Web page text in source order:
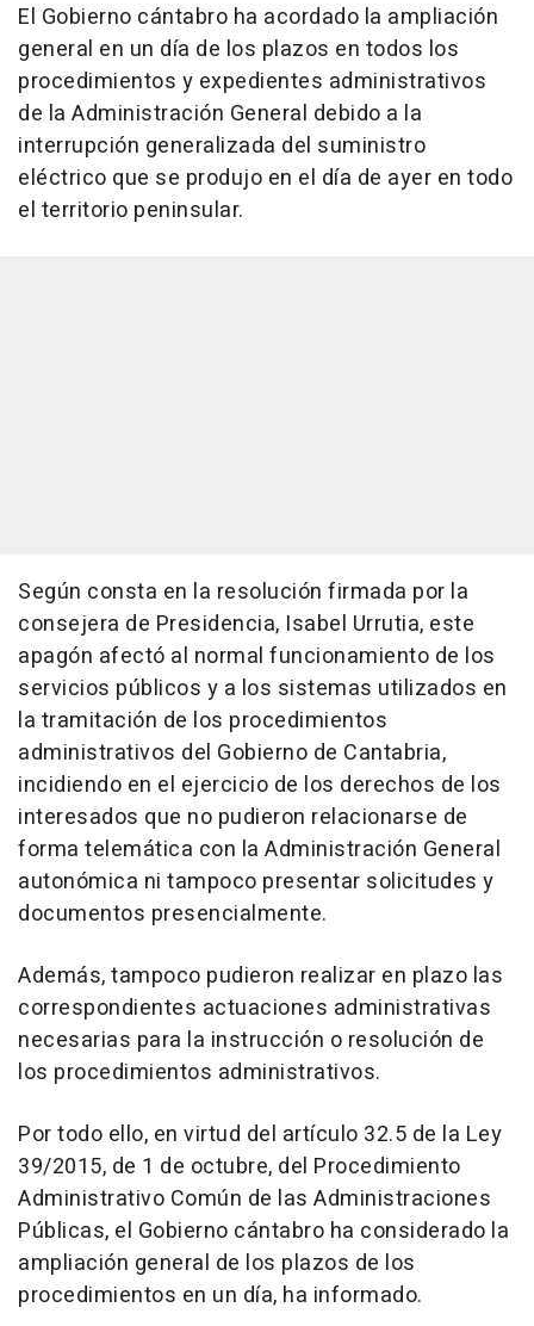
El Gobierno cántabro ha acordado la ampliación
general en un día de los plazos en todos los
procedimientos y expedientes administrativos
de la Administración General debido a la
interrupción generalizada del suministro
eléctrico que se produjo en el día de ayer en todo
el territorio peninsular.
Según consta en la resolución firmada por la
consejera de Presidencia, Isabel Urrutia, este
apagón afectó al normal funcionamiento de los
servicios públicos y a los sistemas utilizados en
la tramitación de los procedimientos
administrativos del Gobierno de Cantabria,
incidiendo en el ejercicio de los derechos de los
interesados que no pudieron relacionarse de
forma telemática con la Administración General
autonómica ni tampoco presentar solicitudes y
documentos presencialmente.
Además, tampoco pudieron realizar en plazo las
correspondientes actuaciones administrativas
necesarias para la instrucción o resolución de
los procedimientos administrativos.
Por todo ello, en virtud del artículo 32.5 de la Ley
39/2015, de 1 de octubre, del Procedimiento
Administrativo Común de las Administraciones
Públicas, el Gobierno cántabro ha considerado la
ampliación general de los plazos de los
procedimientos en un día, ha informado.